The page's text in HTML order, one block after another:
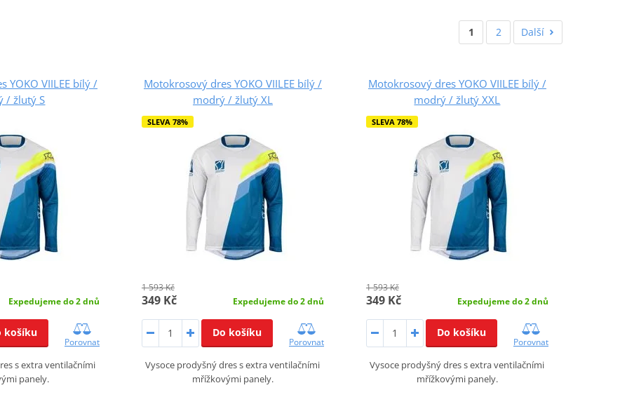
1 2 Další
YOKO VIILEE bílý /
/ žlutý S
Expedujeme do 2 dnů
košíku
Porovnat
s extra ventilačními
panely.
Motokrosový dres YOKO VIILEE bílý /
modrý / žlutý XL
SLEVA 78%
1 593 Kč
349 Kč Expedujeme do 2 dnů
Do košíku
Porovnat
Vysoce prodyšný dres s extra ventilačními
mřížkovými panely.
Motokrosový dres YOKO VIILEE bílý /
modrý / žlutý XXL
SLEVA 78%
1 593 Kč
349 Kč Expedujeme do 2 dnů
Do košíku
Porovnat
Vysoce prodyšný dres s extra ventilačními
mřížkovými panely.